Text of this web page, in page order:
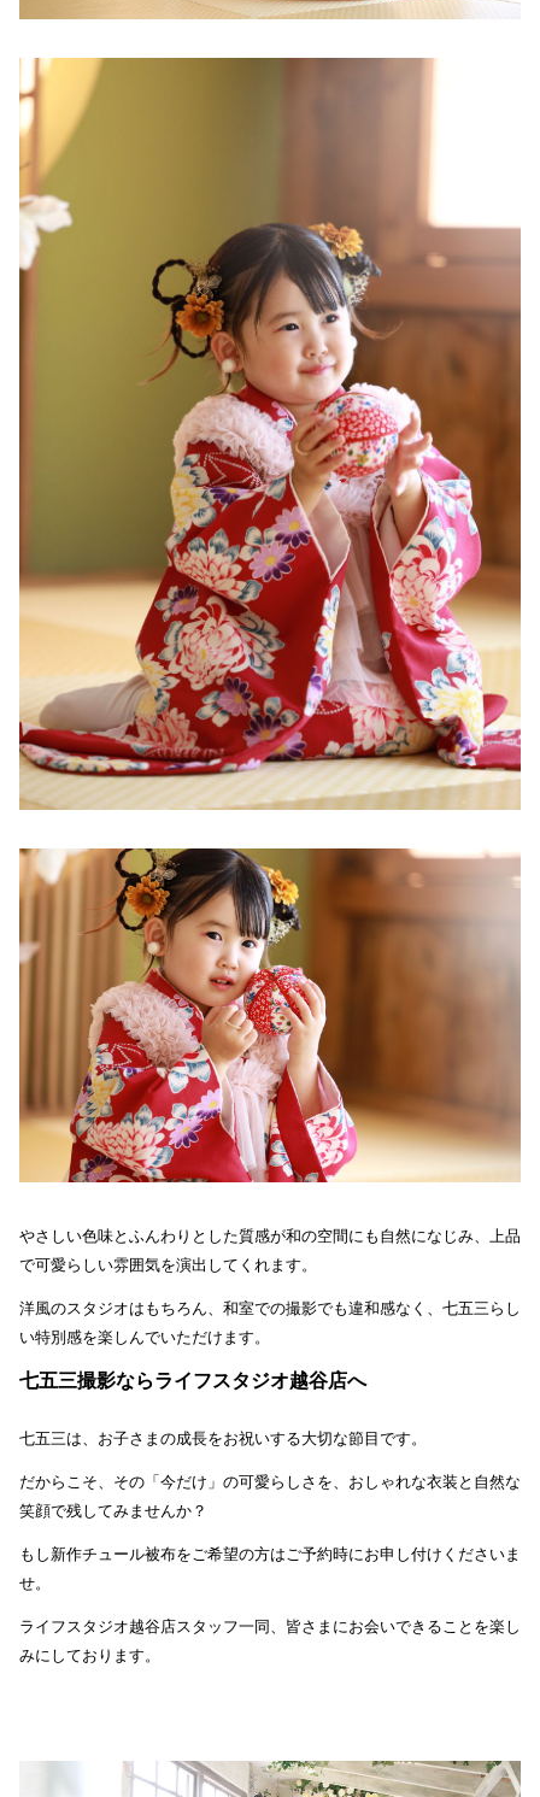
やさしい色味とふんわりとした質感が和の空間にも自然になじみ、上品
で可愛らしい雰囲気を演出してくれます。
洋風のスタジオはもちろん、和室での撮影でも違和感なく、七五三らし
い特別感を楽しんでいただけます。
七五三撮影ならライフスタジオ越谷店へ
七五三は、お子さまの成長をお祝いする大切な節目です。
だからこそ、その「今だけ」の可愛らしさを、おしゃれな衣装と自然な
笑顔で残してみませんか？
もし新作チュール被布をご希望の方はご予約時にお申し付けくださいま
せ。
ライフスタジオ越谷店スタッフ一同、皆さまにお会いできることを楽し
みにしております。